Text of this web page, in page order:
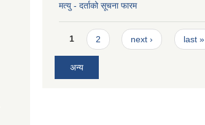
मत्यु - दर्ताको सूचना फारम
Pages
1 2 next › last »
अन्य